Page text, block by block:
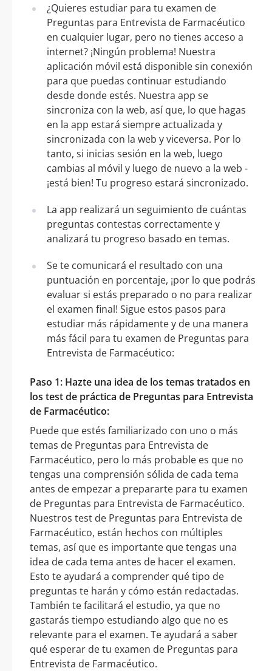
¿Quieres estudiar para tu examen de
Preguntas para Entrevista de Farmacéutico
en cualquier lugar, pero no tienes acceso a
internet? ¡Ningún problema! Nuestra
aplicación móvil está disponible sin conexión
para que puedas continuar estudiando
desde donde estés. Nuestra app se
sincroniza con la web, así que, lo que hagas
en la app estará siempre actualizada y
sincronizada con la web y viceversa. Por lo
tanto, si inicias sesión en la web, luego
cambias al móvil y luego de nuevo a la web -
¡está bien! Tu progreso estará sincronizado.
La app realizará un seguimiento de cuántas
preguntas contestas correctamente y
analizará tu progreso basado en temas.
Se te comunicará el resultado con una
puntuación en porcentaje, ¡por lo que podrás
evaluar si estás preparado o no para realizar
el examen final! Sigue estos pasos para
estudiar más rápidamente y de una manera
más fácil para tu examen de Preguntas para
Entrevista de Farmacéutico:
Paso 1: Hazte una idea de los temas tratados en
los test de práctica de Preguntas para Entrevista
de Farmacéutico:
Puede que estés familiarizado con uno o más
temas de Preguntas para Entrevista de
Farmacéutico, pero lo más probable es que no
tengas una comprensión sólida de cada tema
antes de empezar a prepararte para tu examen
de Preguntas para Entrevista de Farmacéutico.
Nuestros test de Preguntas para Entrevista de
Farmacéutico, están hechos con múltiples
temas, así que es importante que tengas una
idea de cada tema antes de hacer el examen.
Esto te ayudará a comprender qué tipo de
preguntas te harán y cómo están redactadas.
También te facilitará el estudio, ya que no
gastarás tiempo estudiando algo que no es
relevante para el examen. Te ayudará a saber
qué esperar de tu examen de Preguntas para
Entrevista de Farmacéutico.